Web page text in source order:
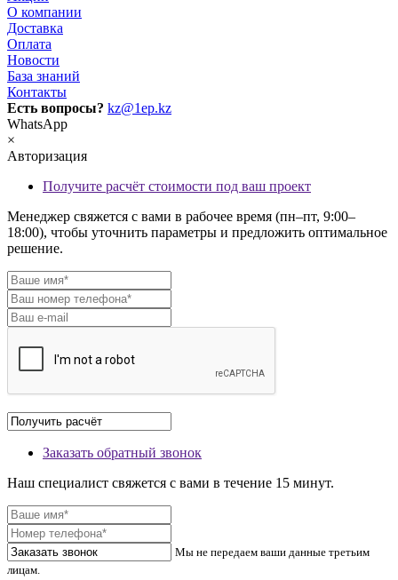
О компании
Доставка
Оплата
Новости
База знаний
Контакты
Есть вопросы? kz@1ep.kz
WhatsApp
×
Авторизация
Получите расчёт стоимости под ваш проект
Менеджер свяжется с вами в рабочее время (пн–пт, 9:00–
18:00), чтобы уточнить параметры и предложить оптимальное
решение.
Заказать обратный звонок
Наш специалист свяжется с вами в течение 15 минут.
Мы не передаем ваши данные третьим
лицам.